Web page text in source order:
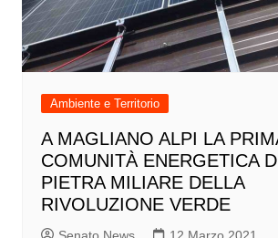
Ambiente e Territorio
A MAGLIANO ALPI LA
COMUNITÀ ENERGETICA
PIETRA MILIARE DELLA
RIVOLUZIONE VERDE
Senato News 12 Marzo 2021